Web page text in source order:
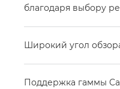
благодаря выбору
Широкий угол
Поддержка гаммы